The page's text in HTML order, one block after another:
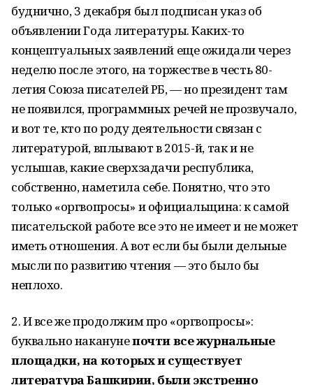
буднично, 3 декабря был подписан указ об
объявлении Года литературы. Каких-то
концептуальных заявлений еще ожидали через
неделю после этого, на торжестве в честь 80-
летия Союза писателей РБ, — но президент там
не появился, программных речей не прозвучало,
и вот те, кто по роду деятельности связан с
литературой, вплывают в 2015-й, так и не
услышав, какие сверхзадачи республика,
собственно, наметила себе. Понятно, что это
только «оргвопросы» и официальщина: к самой
писательской работе все это не имеет и не может
иметь отношения. А вот если бы были дельные
мысли по развитию чтения — это было бы
неплохо.
2. И все же продолжим про «оргвопросы»:
буквально наканунепочти все журнальные
площадки, на которых и существует
литература Башкирии, были экстренно